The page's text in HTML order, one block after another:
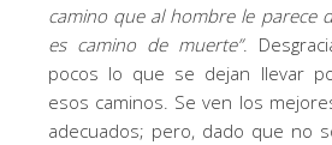
camino que al hombre le parece
es camino de muerte”.
pocos lo que se dejan llevar
esos caminos. Se ven los
adecuados; pero, dado que no